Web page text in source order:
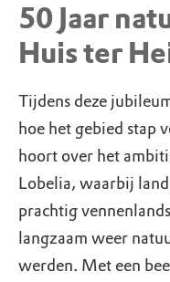
50 Jaar
Huis ter
Tijdens deze
hoe het gebied stap
hoort over het
Lobelia, waarbij
prachtig
langzaam weer
werden. Met een